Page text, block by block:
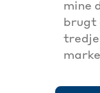
mine
brugt